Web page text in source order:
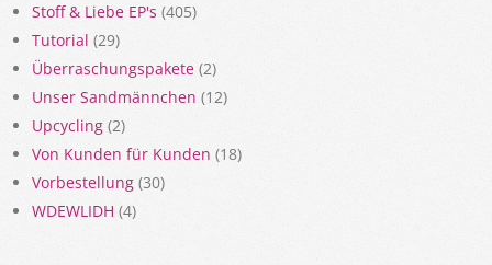
Stoff & Liebe EP's (405)
Tutorial (29)
Überraschungspakete (2)
Unser Sandmännchen (12)
Upcycling (2)
Von Kunden für Kunden (18)
Vorbestellung (30)
WDEWLIDH (4)